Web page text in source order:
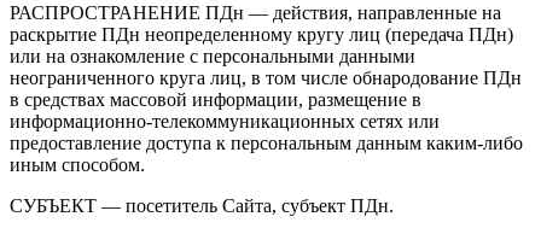
РАСПРОСТРАНЕНИЕ ПДн — действия, направленные на
раскрытие ПДн неопределенному кругу лиц (передача ПДн)
или на ознакомление с персональными данными
неограниченного круга лиц, в том числе обнародование ПДн
в средствах массовой информации, размещение в
информационно-телекоммуникационных сетях или
предоставление доступа к персональным данным каким-либо
иным способом.
СУБЪЕКТ — посетитель Сайта, субъект ПДн.